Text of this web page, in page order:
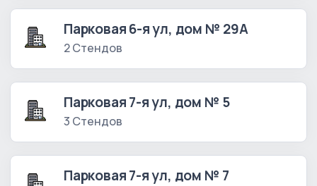
Парковая 6-я ул, дом № 29А
2 Стендов
Парковая 7-я ул, дом № 5
3 Стендов
Парковая 7-я ул, дом № 7